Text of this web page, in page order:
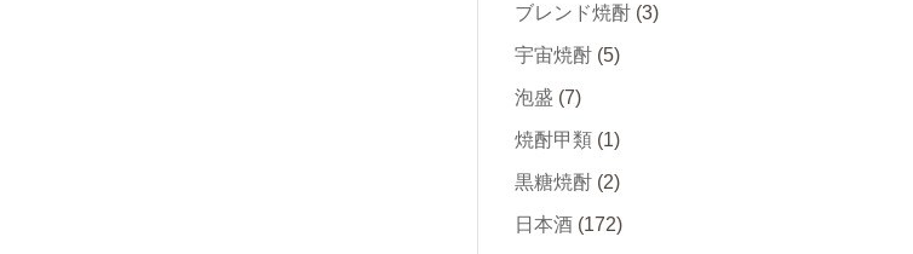
ブレンド焼酎 (3)
宇宙焼酎 (5)
泡盛 (7)
焼酎甲類 (1)
黒糖焼酎 (2)
日本酒 (172)